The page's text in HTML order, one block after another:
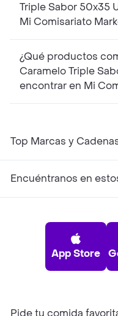
Triple Sabor 50x35
Mi Comisariato
¿Qué productos
Caramelo Triple
encontrar en Mi
Top Marcas y
Encuéntranos en
App Store
Pide tu comida